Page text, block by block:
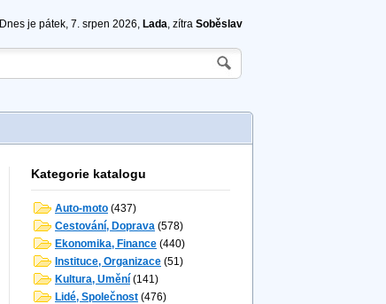
Dnes je pátek, 7. srpen 2026, Lada, zítra Soběslav
Kategorie katalogu
Auto-moto (437)
Cestování, Doprava (578)
Ekonomika, Finance (440)
Instituce, Organizace (51)
Kultura, Umění (141)
Lidé, Společnost (476)